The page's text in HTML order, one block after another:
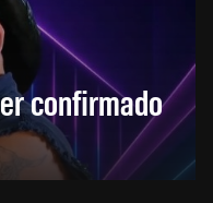
confirmado